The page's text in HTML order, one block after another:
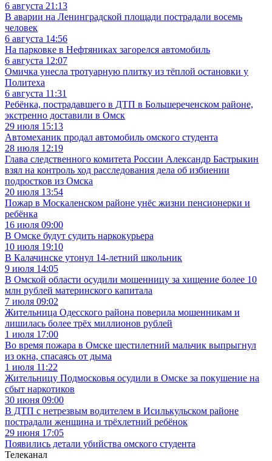
6 августа 21:13
В аварии на Ленинградской площади пострадали восемь
человек
6 августа 14:56
На парковке в Нефтяниках загорелся автомобиль
6 августа 12:07
Омичка унесла тротуарную плитку из тёплой остановки у
Политеха
6 августа 11:31
Ребёнка, пострадавшего в ДТП в Большереченском районе,
экстренно доставили в Омск
29 июля 15:13
Автомеханик продал автомобиль омского студента
28 июля 12:19
Глава следственного комитета России Александр Бастрыкин
взял на контроль ход расследования дела об избиении
подростков из Омска
20 июля 13:54
Пожар в Москаленском районе унёс жизни пенсионерки и
ребёнка
16 июля 09:00
В Омске будут судить наркокурьера
10 июля 19:10
В Калачинске утонул 14-летний школьник
9 июля 14:05
В Омской области осудили мошенницу за хищение более 10
млн рублей материнского капитала
7 июля 09:02
Жительница Одесского района поверила мошенникам и
лишилась более трёх миллионов рублей
1 июля 17:00
Во время пожара в Омске шестилетний мальчик выпрыгнул
из окна, спасаясь от дыма
1 июля 11:22
Жительницу Подмосковья осудили в Омске за покушение на
сбыт наркотиков
30 июня 09:00
В ДТП с нетрезвым водителем в Исилькульском районе
пострадали женщина и трёхлетний ребёнок
29 июня 17:05
Появились детали убийства омского студента
Телеканал